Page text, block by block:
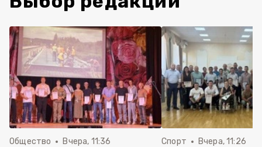
Общество Вчера, 11:36 Спорт Вчера, 11:26